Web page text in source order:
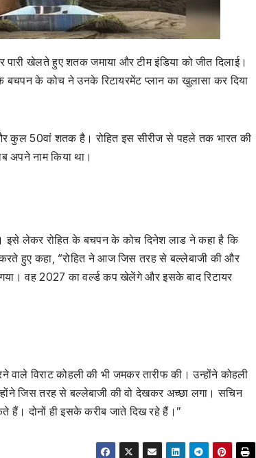
पारी खेलते हुए शतक जमाया और टीम इंडिया को जीत दिलाई।
बचपन के कोच ने उनके रिटायरमेंट प्लान का खुलासा कर दिया
और कुल 50वां शतक है। रोहित इस सीरीज से पहले तक भारत की
अपने नाम किया था।
इसे लेकर रोहित के बचपन के कोच दिनेश लाड ने कहा है कि
हुए कहा, “रोहित ने आज जिस तरह से बल्लेबाजी की और
वह 2027 का वर्ल्ड कप खेलेंगे और इसके बाद रिटायर
वाले विराट कोहली की भी जमकर तारीफ की। उन्होंने कोहली
जिस तरह से बल्लेबाजी की वो देखकर अच्छा लगा। सचिन
हैं। दोनों ही इसके करीब जाते दिख रहे हैं।”